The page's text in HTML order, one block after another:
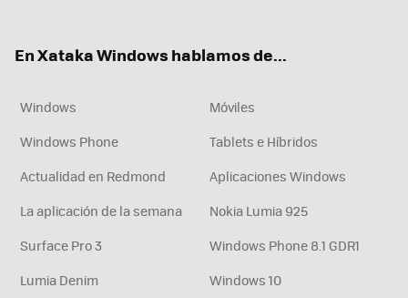
En Xataka Windows hablamos de...
Windows
Móviles
Windows Phone
Tablets e Híbridos
Actualidad en Redmond
Aplicaciones Windows
La aplicación de la semana
Nokia Lumia 925
Surface Pro 3
Windows Phone 8.1 GDR1
Lumia Denim
Windows 10